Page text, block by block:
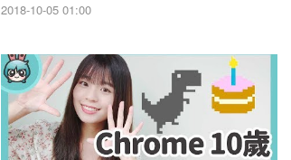
2018-10-05 01:00